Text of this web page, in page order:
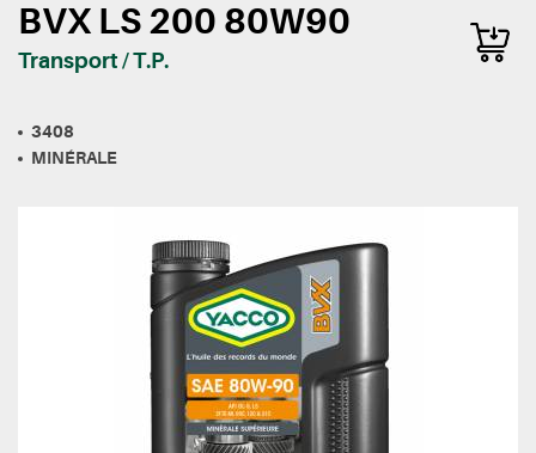
BVX LS 200 80W90
Transport / T.P.
3408
MINÉRALE